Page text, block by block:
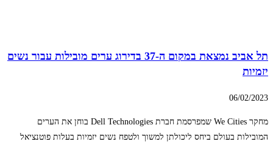
תל אביב נמצאת במקום ה-37 בדירוג ערים מובילות עבור נשים
יזמיות
06/02/2023
מחקר We Cities שמפרסמת חברת Dell Technologies בוחן את הערים
המובילות בעולם ביחס ליכולתן למשוך ולטפח נשים יזמיות בעלות פוטנציאל